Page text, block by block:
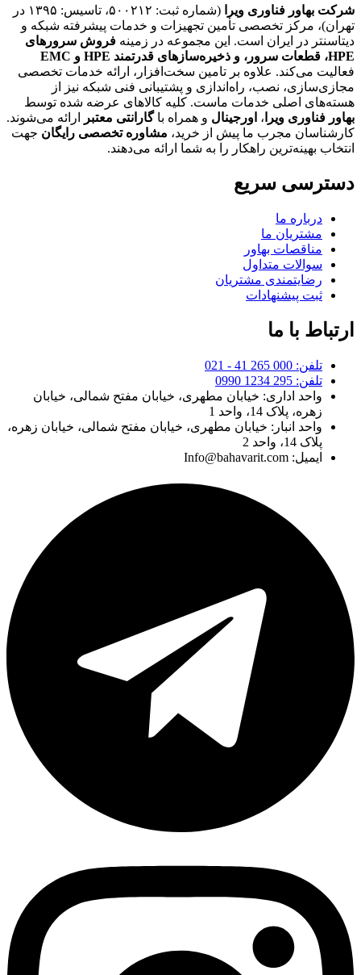
شرکت بهاور فناوری ویرا
(شماره ثبت: ۵۰۰۲۱۲، تاسیس: ۱۳۹۵ در
تهران)، مرکز تخصصی تأمین تجهیزات و خدمات پیشرفته شبکه و
دیتاسنتر در ایران است. این مجموعه در زمینه فروش سرورهای
HPE، قطعات سرور، و ذخیره‌سازهای قدرتمند HPE و EMC
فعالیت می‌کند. علاوه بر تامین سخت‌افزار، ارائه خدمات تخصصی
مجازی‌سازی، نصب، راه‌اندازی و پشتیبانی فنی شبکه نیز از
هسته‌های اصلی خدمات ماست. کلیه کالاهای عرضه شده توسط
بهاور فناوری ویرا ، اورجینال و همراه باگارانتی معتبر
ارائه می‌شوند.
کارشناسان مجرب ما پیش از خرید، مشاوره تخصصی رایگان جهت
انتخاب بهینه‌ترین راهکار را به شما ارائه می‌دهند.
دسترسی سریع
درباره ما
مشتریان ما
مناقصات بهاور
سوالات متداول
رضایتمندی مشتریان
ثبت پیشنهادات
ارتباط با ما
تلفن: 000 265 41 - 021
تلفن: 295 1234 0990
واحد اداری: خیابان مطهری، خیابان مفتح شمالی، خیابان
زهره، پلاک 14، واحد 1
واحد انبار: خیابان مطهری، خیابان مفتح شمالی، خیابان زهره،
پلاک 14، واحد 2
ایمیل: Info@bahavarit.com